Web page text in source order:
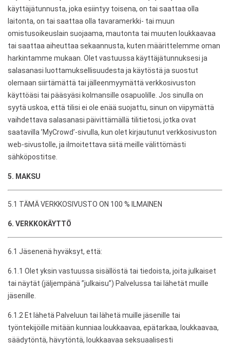
käyttäjätunnusta, joka esiintyy toisena, on tai saattaa olla
laitonta, on tai saattaa olla tavaramerkki- tai muun
omistusoikeuslain suojaama, mautonta tai muuten loukkaavaa
tai saattaa aiheuttaa sekaannusta, kuten määrittelemme oman
harkintamme mukaan. Olet vastuussa käyttäjätunnuksesi ja
salasanasi luottamuksellisuudesta ja käytöstä ja suostut
olemaan siirtämättä tai jälleenmyymättä verkkosivuston
käyttöäsi tai pääsyäsi kolmansille osapuolille. Jos sinulla on
syytä uskoa, että tilisi ei ole enää suojattu, sinun on viipymättä
vaihdettava salasanasi päivittämällä tilitietosi, jotka ovat
saatavilla ’MyCrowd’-sivulla, kun olet kirjautunut verkkosivuston
web-sivustolle, ja ilmoitettava siitä meille välittömästi
sähköpostitse.
5. MAKSU
5.1 TÄMÄ VERKKOSIVUSTO ON 100 % ILMAINEN
6. VERKKOKÄYTTÖ
6.1 Jäsenenä hyväksyt, että:
6.1.1 Olet yksin vastuussa sisällöstä tai tiedoista, joita julkaiset
tai näytät (jäljempänä ”julkaisu”) Palvelussa tai lähetät muille
jäsenille.
6.1.2 Et lähetä Palveluun tai lähetä muille jäsenille tai
työntekijöille mitään kunniaa loukkaavaa, epätarkaa, loukkaavaa,
säädytöntä, hävytöntä, loukkaavaa seksuaalisesti